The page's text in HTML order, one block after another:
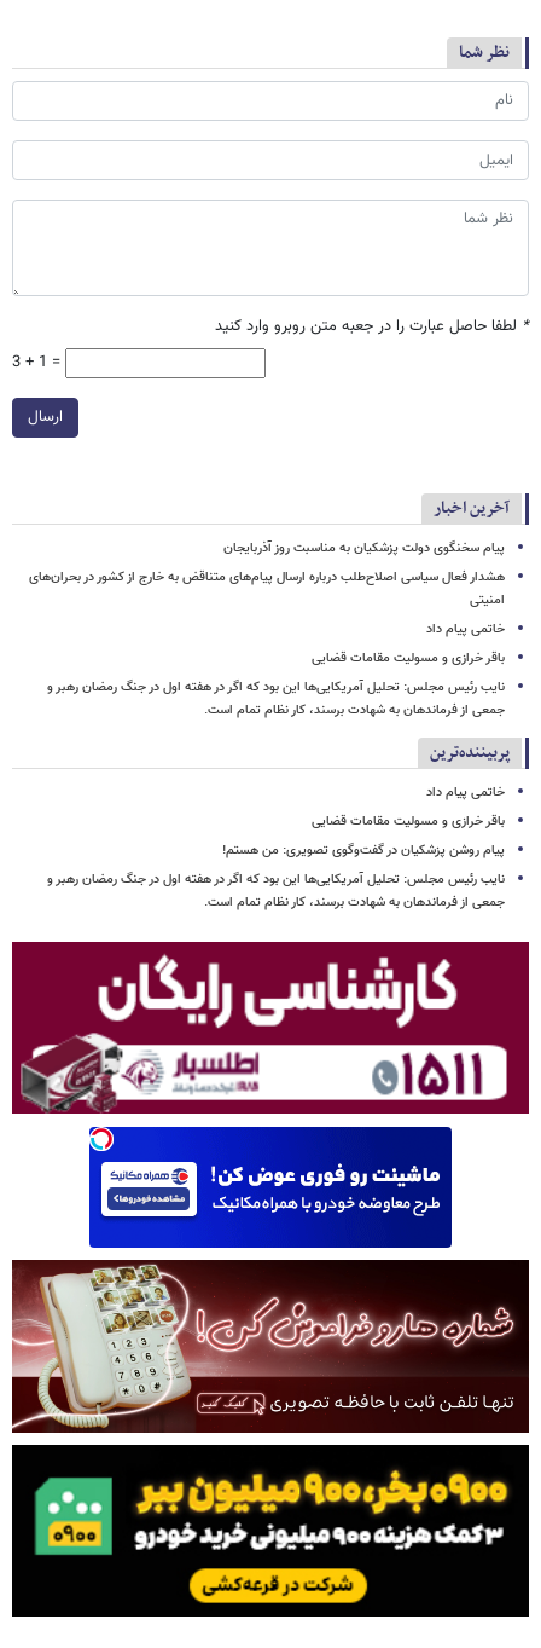
نظر شما
* لطفا حاصل عبارت را در جعبه متن روبرو وارد کنید
3 + 1 =
ارسال
آخرین اخبار
پیام سخنگوی دولت پزشکیان به مناسبت روز آذربایجان
هشدار فعال سیاسی اصلاح‌طلب درباره ارسال پیام‌های متناقض به خارج از کشور در بحران‌های
امنیتی
خاتمی پیام داد
باقر خرازی و مسولیت مقامات قضایی
نایب رئیس مجلس: تحلیل آمریکایی‌ها این بود که اگر در هفته اول در جنگ رمضان رهبر و
جمعی از فرماندهان به شهادت برسند، کار نظام تمام است.
پربیننده‌ترین
خاتمی پیام داد
باقر خرازی و مسولیت مقامات قضایی
پیام روشن پزشکیان در گفت‌وگوی تصویری: من هستم!
نایب رئیس مجلس: تحلیل آمریکایی‌ها این بود که اگر در هفته اول در جنگ رمضان رهبر و
جمعی از فرماندهان به شهادت برسند، کار نظام تمام است.